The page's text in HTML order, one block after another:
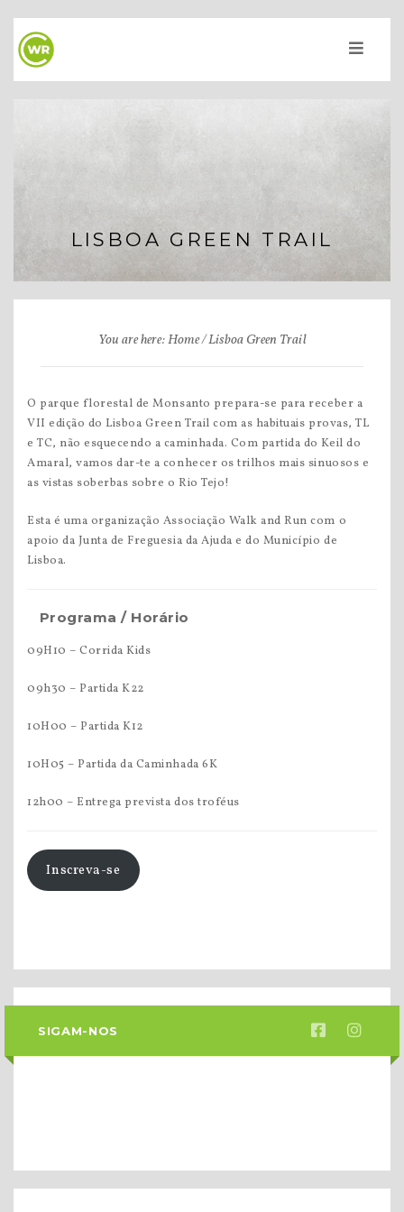
LISBOA GREEN TRAIL
You are here: Home Lisboa Green Trail
O parque florestal de Monsanto prepara-se para receber a
VII edição do Lisboa Green Trail com as habituais provas, TL
e TC, não esquecendo a caminhada. Com partida do Keil do
Amaral, vamos dar-te a conhecer os trilhos mais sinuosos e
as vistas soberbas sobre o Rio Tejo!
Esta é uma organização Associação Walk and Run com o
apoio da Junta de Freguesia da Ajuda e do Município de
Lisboa.
Programa / Horário
09H10 – Corrida Kids
09h30 – Partida K22
10H00 – Partida K12
10H05 – Partida da Caminhada 6K
12h00 – Entrega prevista dos troféus
Inscreva-se
SIGAM-NOS